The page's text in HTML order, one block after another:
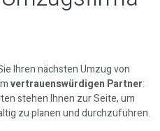
Ihren nächsten Umzug von
vertrauenswürdigen Partner:
stehen Ihnen zur Seite, um
zu planen und durchzuführen.